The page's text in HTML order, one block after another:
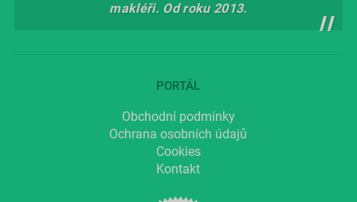
makléři. Od roku 2013.
PORTÁL
Obchodní podmínky
Ochrana osobních údajů
Cookies
Kontakt